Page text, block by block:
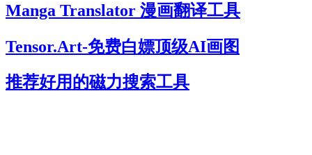
Manga Translator 漫画翻译工具
Tensor.Art-免费白嫖顶级AI画图
推荐好用的磁力搜索工具